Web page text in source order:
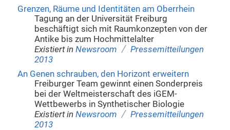
Grenzen, Räume und Identitäten am Oberrhein
Tagung an der Universität Freiburg
beschäftigt sich mit Raumkonzepten von der
Antike bis zum Hochmittelalter
Existiert in Newsroom / Pressemitteilungen
2013
An Genen schrauben, den Horizont erweitern
Freiburger Team gewinnt einen Sonderpreis
bei der Weltmeisterschaft des iGEM-
Wettbewerbs in Synthetischer Biologie
Existiert in Newsroom / Pressemitteilungen
2013